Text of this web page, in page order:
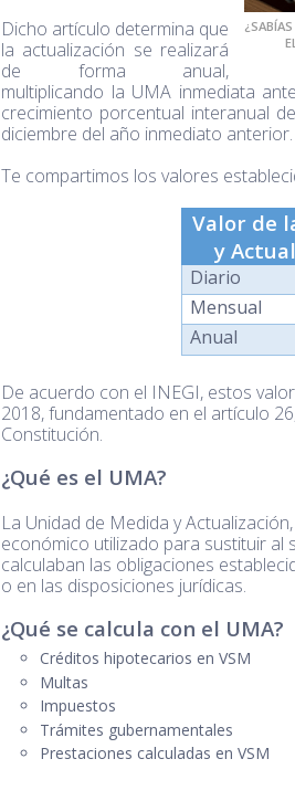
Dicho artículo determina que
la actualización se realizará
de forma anual,
multiplicando la UMA inmediata
crecimiento porcentual interanual
diciembre del año inmediato anterior.
Te compartimos los valores
Valor de
y
Diario
Mensual
Anual
De acuerdo con el INEGI, estos
2018, fundamentado en el artículo
Constitución.
¿Qué es el UMA?
La Unidad de Medida y
económico utilizado para sustituir al
calculaban las obligaciones
o en las disposiciones jurídicas.
¿Qué se calcula con el UMA?
Créditos hipotecarios en VSM
Multas
Impuestos
Trámites gubernamentales
Prestaciones calculadas en VSM